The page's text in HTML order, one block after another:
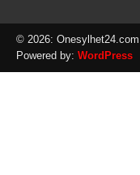
© 2026: Onesylhet24.com
Powered by: WordPress